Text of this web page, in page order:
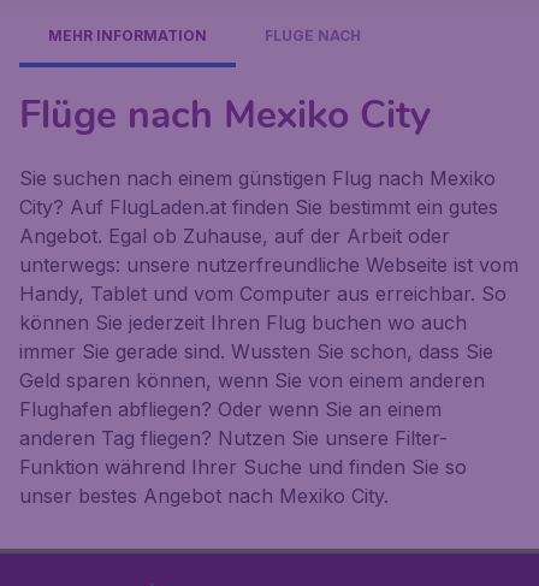
MEHR INFORMATION FLÜGE NACH
Flüge nach Mexiko City
Sie suchen nach einem günstigen Flug nach Mexiko
City? Auf FlugLaden.at finden Sie bestimmt ein gutes
Angebot. Egal ob Zuhause, auf der Arbeit oder
unterwegs: unsere nutzerfreundliche Webseite ist vom
Handy, Tablet und vom Computer aus erreichbar. So
können Sie jederzeit Ihren Flug buchen wo auch
immer Sie gerade sind. Wussten Sie schon, dass Sie
Geld sparen können, wenn Sie von einem anderen
Flughafen abfliegen? Oder wenn Sie an einem
anderen Tag fliegen? Nutzen Sie unsere Filter-
Funktion während Ihrer Suche und finden Sie so
unser bestes Angebot nach Mexiko City.